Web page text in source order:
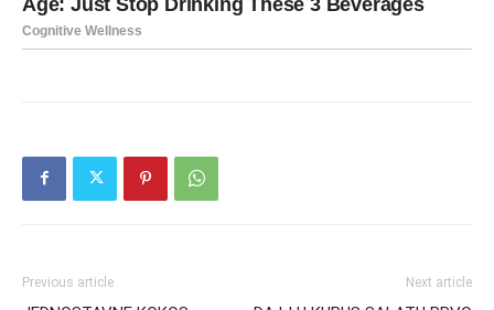
Previous article Next article